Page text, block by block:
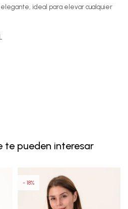
elegante, ideal para elevar cualquier
te pueden interesar
18